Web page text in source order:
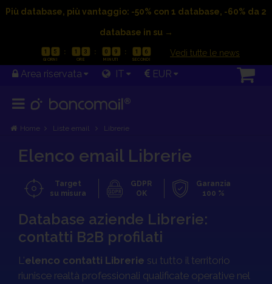
Più database, più vantaggio: -50% con 1 database, -60% da 2
database in su →
1 5 1 3 0 9 1 5 Vedi tutte le news
Area riservata IT EUR
OFFERTA VALIDA FINO AL 23/08/2026
Home Liste email Librerie
Elenco email Librerie
Target
su misura
GDPR
OK
Garanzia
100 %
Database aziende Librerie:
contatti B2B profilati
L'elenco contatti Librerie su tutto il territorio
riunisce realtà professionali qualificate operative nel